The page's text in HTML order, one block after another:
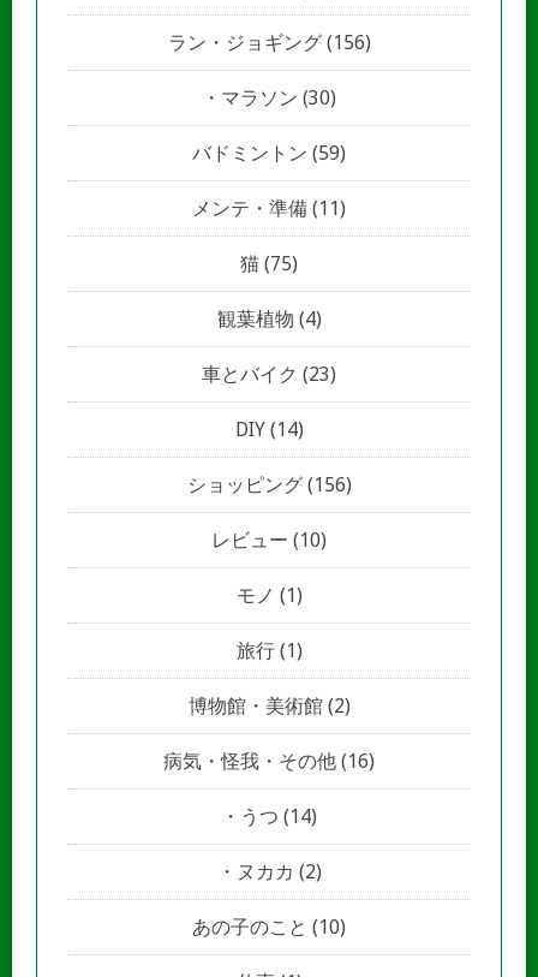
ラン・ジョギング(156)
マラソン (30)
バドミントン (59)
メンテ・準備 (11)
猫 (75)
観葉植物 (4)
車とバイク (23)
DIY(14)
ショッピング(156)
レビュー (10)
モノ (1)
旅行(1)
博物館・美術館(2)
病気・怪我・その他 (16)
うつ (14)
ヌカカ (2)
あの子のこと (10)